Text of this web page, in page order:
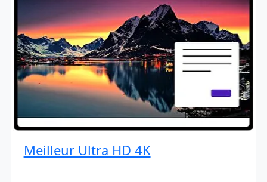
Meilleur Ultra HD 4K